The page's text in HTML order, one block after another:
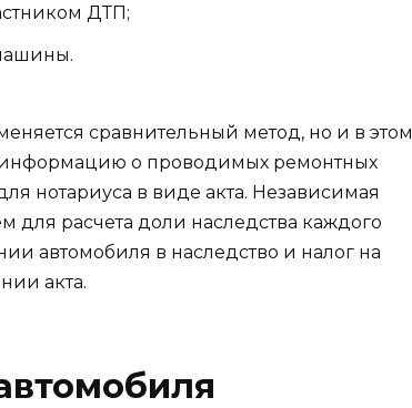
ДТП;
сравнительный метод, но и в этом
о проводимых ремонтных
нотариуса в виде акта. Независимая
для расчета доли наследства каждого
автомобиля в наследство и налог на
акта.